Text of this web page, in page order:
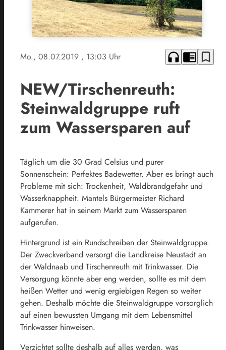
Mo., 08.07.2019 , 13:03 Uhr headphones chrome_reader_mode bookmark_border
NEW/Tirschenreuth:
Steinwaldgruppe ruft
zum Wassersparen auf
Täglich um die 30 Grad Celsius und purer
Sonnenschein: Perfektes Badewetter. Aber es bringt auch
Probleme mit sich: Trockenheit, Waldbrandgefahr und
Wasserknappheit. Mantels Bürgermeister Richard
Kammerer hat in seinem Markt zum Wassersparen
aufgerufen.
Hintergrund ist ein Rundschreiben der Steinwaldgruppe.
Der Zweckverband versorgt die Landkreise Neustadt an
der Waldnaab und Tirschenreuth mit Trinkwasser. Die
Versorgung könnte aber eng werden, sollte es mit dem
heißen Wetter und wenig ergiebigen Regen so weiter
gehen. Deshalb möchte die Steinwaldgruppe vorsorglich
auf einen bewussten Umgang mit dem Lebensmittel
Trinkwasser hinweisen.
Verzichtet sollte deshalb auf alles werden, was